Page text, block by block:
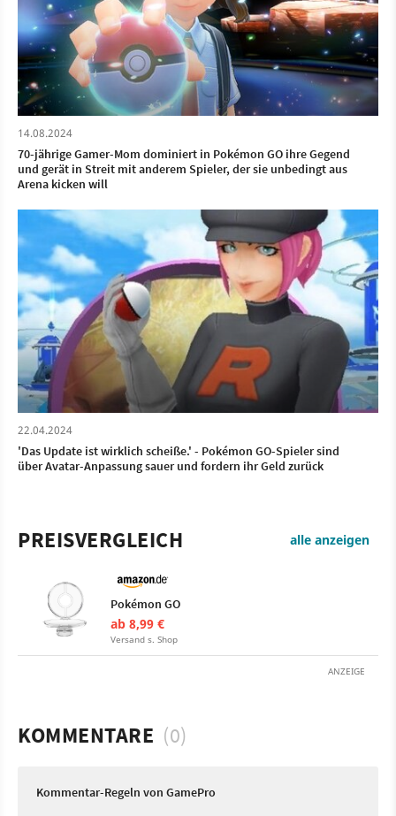
14.08.2024
70-jährige Gamer-Mom dominiert in Pokémon GO ihre Gegend
und gerät in Streit mit anderem Spieler, der sie unbedingt aus
Arena kicken will
22.04.2024
'Das Update ist wirklich scheiße.' - Pokémon GO-Spieler sind
über Avatar-Anpassung sauer und fordern ihr Geld zurück
PREISVERGLEICH alle anzeigen
Pokémon GO
ab 8,99 €
Versand s. Shop
ANZEIGE
KOMMENTARE (0)
Kommentar-Regeln von GamePro